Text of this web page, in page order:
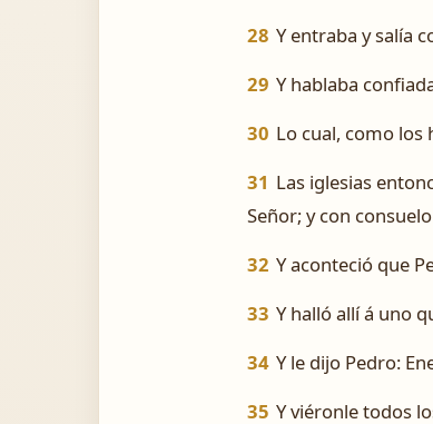
28 Y entraba y salía
29 Y hablaba
30 Lo cual, como los
31 Las iglesias
Señor; y con
32 Y aconteció que
33 Y halló allí á uno
34 Y le dijo Pedro:
35 Y viéronle todos